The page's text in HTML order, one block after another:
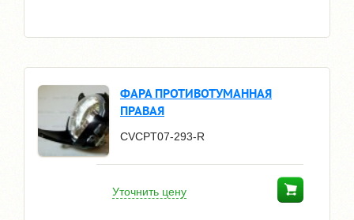
ФАРА ПРОТИВОТУМАННАЯ
ПРАВАЯ
CVCPT07-293-R
Уточнить цену